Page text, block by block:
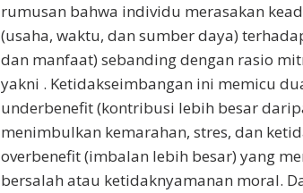
rumusan bahwa individu merasakan
(usaha, waktu, dan sumber daya)
dan manfaat) sebanding dengan rasio
yakni . Ketidakseimbangan ini memicu
underbenefit (kontribusi lebih besar
menimbulkan kemarahan, stres, dan
overbenefit (imbalan lebih besar) yang
bersalah atau ketidaknyamanan moral.